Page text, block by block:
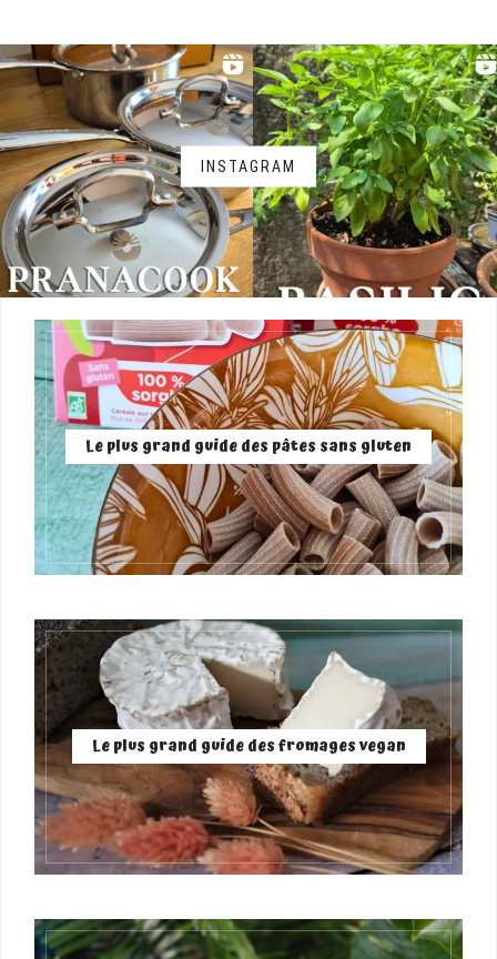
INSTAGRAM
Le plus grand guide des pâtes sans gluten
Le plus grand guide des fromages vegan